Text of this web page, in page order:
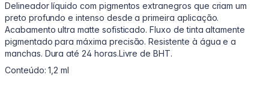
Delineador líquido com pigmentos extrane­gros que criam um
preto profundo e intenso desde a primeira aplicação.
Acabamento ultra matte sofisticado. Fluxo de tinta altamente
pigmentado para máxima precisão. Resistente à água e a
manchas. Dura até 24 horas.Livre de BHT.
Conteúdo: 1,2 ml